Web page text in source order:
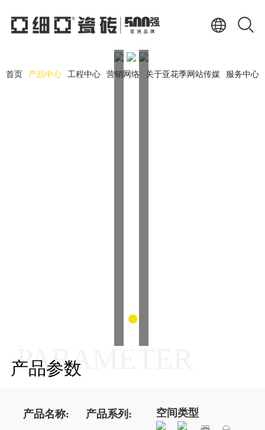
首页 产品中心 工程中心 营销网络 关于亚花季网站传媒 服务中心
产品参数
PARAMETER
产品名称: 产品系列: 空间类型